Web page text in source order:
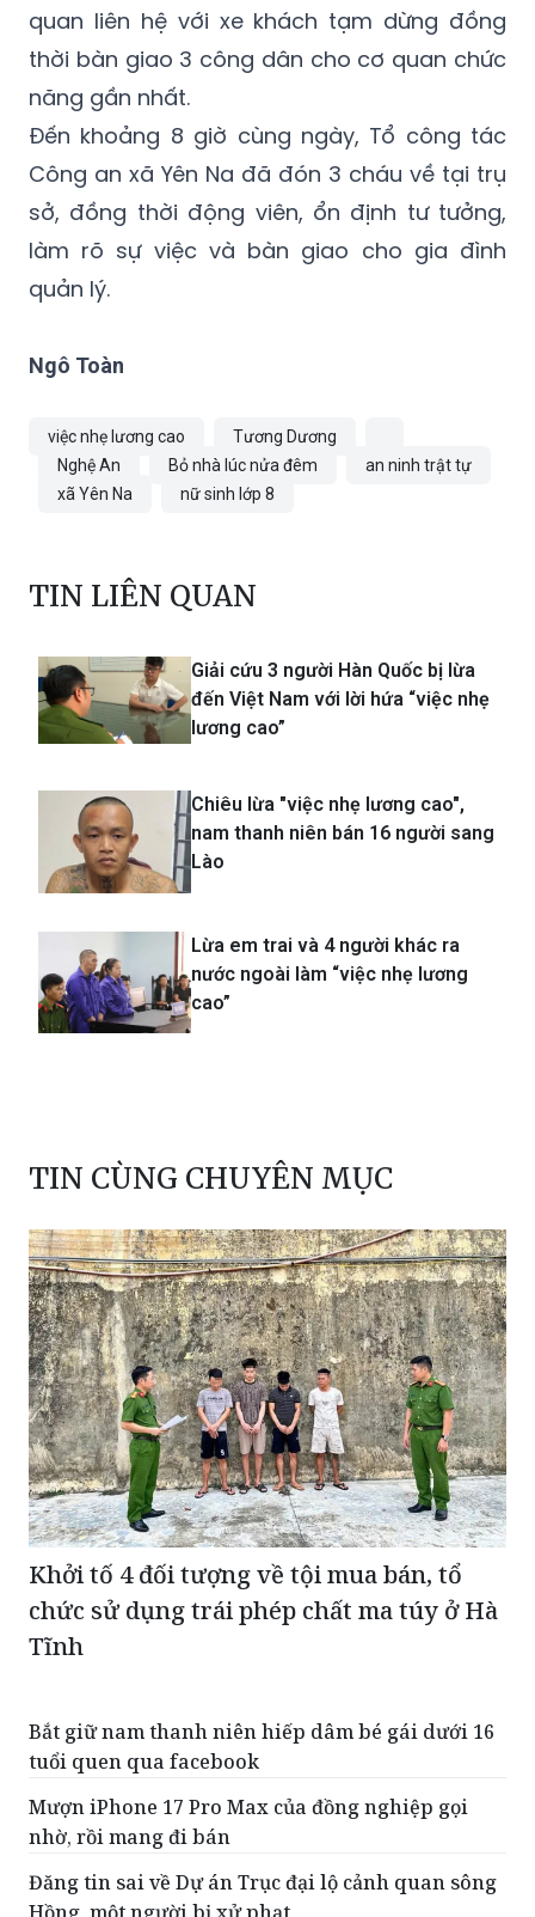
quan liên hệ với xe khách tạm dừng đồng
thời bàn giao 3 công dân cho cơ quan chức
năng gần nhất.
Đến khoảng 8 giờ cùng ngày, Tổ công tác
Công an xã Yên Na đã đón 3 cháu về tại trụ
sở, đồng thời động viên, ổn định tư tưởng,
làm rõ sự việc và bàn giao cho gia đình
quản lý.
Ngô Toàn
việc nhẹ lương cao
Tương Dương
Nghệ An
Bỏ nhà lúc nửa đêm
an ninh trật tự
xã Yên Na
nữ sinh lớp 8
TIN LIÊN QUAN
Giải cứu 3 người Hàn Quốc bị lừa
đến Việt Nam với lời hứa “việc nhẹ
lương cao”
Chiêu lừa "việc nhẹ lương cao",
nam thanh niên bán 16 người sang
Lào
Lừa em trai và 4 người khác ra
nước ngoài làm “việc nhẹ lương
cao”
TIN CÙNG CHUYÊN MỤC
Khởi tố 4 đối tượng về tội mua bán, tổ
chức sử dụng trái phép chất ma túy ở Hà
Tĩnh
Bắt giữ nam thanh niên hiếp dâm bé gái dưới 16
tuổi quen qua facebook
Mượn iPhone 17 Pro Max của đồng nghiệp gọi
nhờ, rồi mang đi bán
Đăng tin sai về Dự án Trục đại lộ cảnh quan sông